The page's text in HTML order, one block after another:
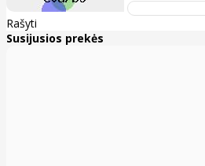
Rašyti
Susijusios prekės